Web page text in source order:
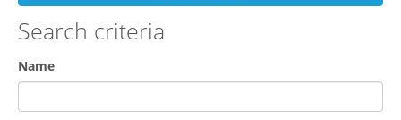
Search criteria
Name